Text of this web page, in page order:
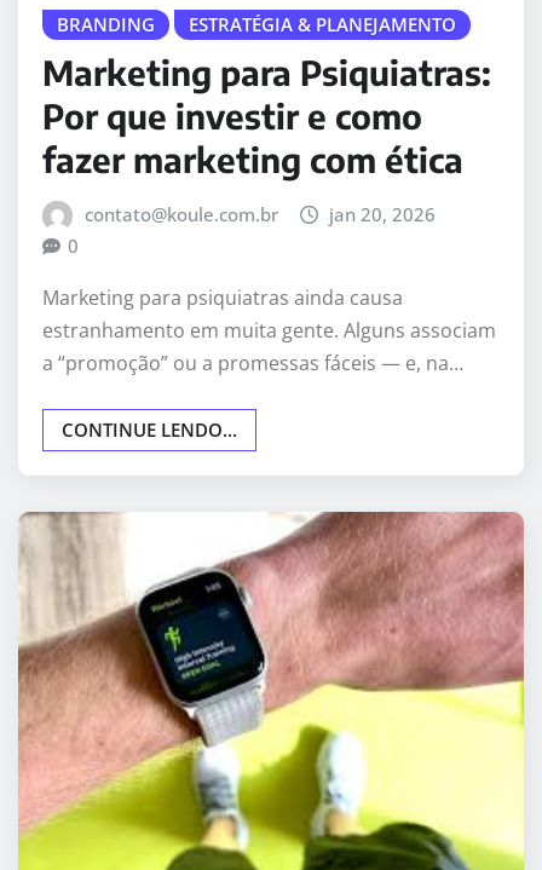
BRANDING ESTRATÉGIA & PLANEJAMENTO
Marketing para Psiquiatras:
Por que investir e como
fazer marketing com ética
contato@koule.com.br
jan 20, 2026
0
Marketing para psiquiatras ainda causa
estranhamento em muita gente. Alguns associam
a “promoção” ou a promessas fáceis — e, na…
CONTINUE LENDO...